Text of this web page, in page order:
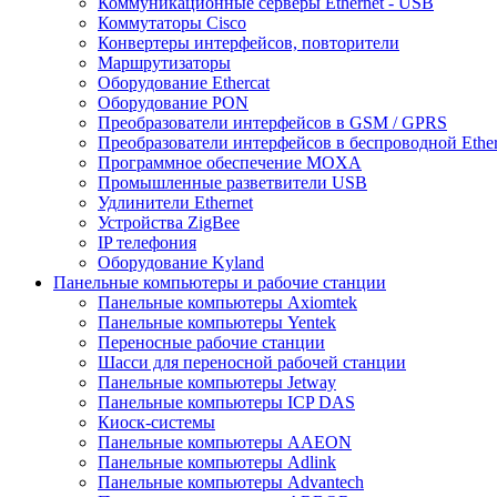
Коммутаторы Cisco
Конвертеры интерфейсов, повторители
Маршрутизаторы
Оборудование Ethercat
Оборудование PON
Преобразователи интерфейсов в GSM / GPRS
Преобразователи интерфейсов в беспроводной
Программное обеспечение MOXA
Промышленные разветвители USB
Удлинители Ethernet
Устройства ZigBee
IP телефония
Оборудование Kyland
Панельные компьютеры и рабочие станции
Панельные компьютеры Axiomtek
Панельные компьютеры Yentek
Переносные рабочие станции
Шасси для переносной рабочей станции
Панельные компьютеры Jetway
Панельные компьютеры ICP DAS
Киоск-системы
Панельные компьютеры AAEON
Панельные компьютеры Adlink
Панельные компьютеры Advantech